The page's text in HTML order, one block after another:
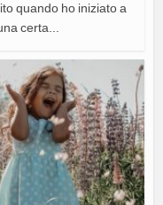
quando ho iniziato a
certa...